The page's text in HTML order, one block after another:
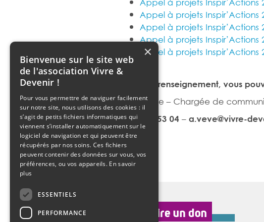
Appel à projets Inspir’Actions
Appel à projets Inspir’Actions
Appel à projets Inspir’Actions
Appel à projets Inspir’Actions
Pour tout renseignement, vous
Alice Vève – Chargée de
06 70 25 53 04 – a.veve@vivre-
faire un don
×
Bienvenue sur le site web
de l'association Vivre &
Devenir !
Pour vous permettre de naviguer facilement
sur notre site, nous utilisons des cookies : il
s’agit de petits fichiers informatiques qui
viennent s’installer automatiquement sur le
logiciel de navigation et qui peuvent être
récupérés par nos soins. Ces fichiers
peuvent contenir des données sur vous, vos
préférences, ou vos appareils. En savoir
plus
ESSENTIELS
PERFORMANCE